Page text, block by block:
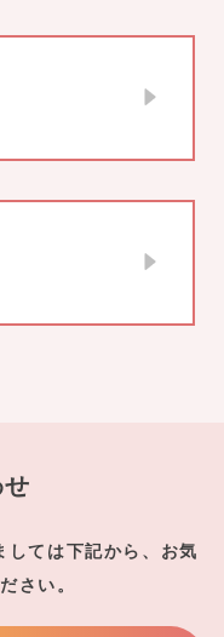
しては下記から、お気
さい。